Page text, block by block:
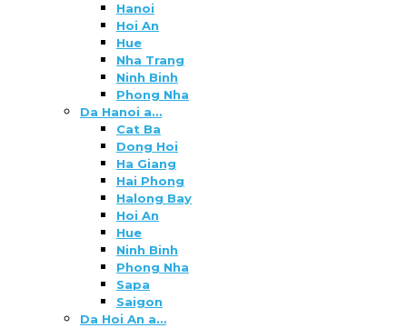
Hanoi
Hoi An
Hue
Nha Trang
Ninh Binh
Phong Nha
Da Hanoi a…
Cat Ba
Dong Hoi
Ha Giang
Hai Phong
Halong Bay
Hoi An
Hue
Ninh Binh
Phong Nha
Sapa
Saigon
Da Hoi An a…